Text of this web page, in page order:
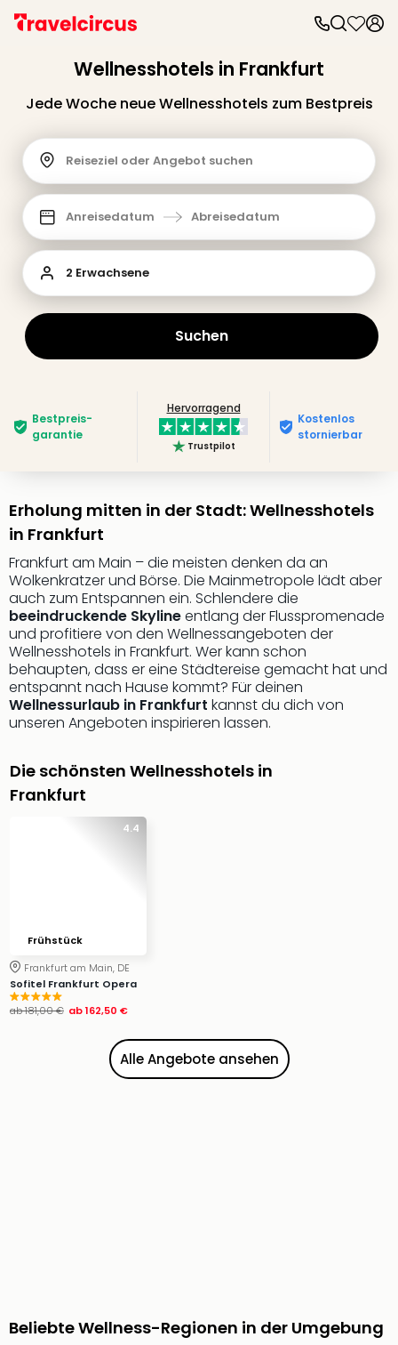
Wellnesshotels in Frankfurt
Jede Woche neue Wellnesshotels zum Bestpreis
Reiseziel oder Angebot suchen
Anreisedatum Abreisedatum
2 Erwachsene
Suchen
Bestpreis­
garantie
Hervorragend
Trustpilot
Kostenlos
stornierbar
Erholung mitten in der Stadt: Wellnesshotels
in Frankfurt
Frankfurt am Main – die meisten denken da an
Wolkenkratzer und Börse. Die Mainmetropole lädt aber
auch zum Entspannen ein. Schlendere die
beeindruckende Skylineentlang der Flusspromenade
und profitiere von den Wellnessangeboten der
Wellnesshotels in Frankfurt. Wer kann schon
behaupten, dass er eine Städtereise gemacht hat und
entspannt nach Hause kommt? Für deinen
Wellnessurlaub in Frankfurt kannst du dich von
unseren Angeboten inspirieren lassen.
Die schönsten Wellnesshotels in
Frankfurt
4.4
Frühstück
Frankfurt am Main, DE
Sofitel Frankfurt Opera
ab181,00 € ab162,50 €
Alle Angebote ansehen
Beliebte Wellness-Regionen in der Umgebung